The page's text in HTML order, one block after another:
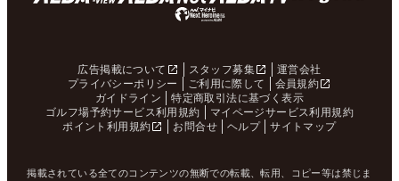
広告掲載について スタッフ募集
運営会社
プライバシーポリシー
ご利用に際して
会員規約
ガイドライン
特定商取引法に基づく表示
ゴルフ場予約サービス利用規約
マイページサービス利用規約
ポイント利用規約
お問合せ ヘルプ サイトマップ
掲載されている全てのコンテンツの無断での転載、転用、コピー等は禁じま